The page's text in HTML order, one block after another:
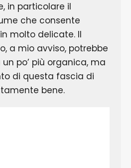
in particolare il
che consente
molto delicate. Il
a mio avviso, potrebbe
po’ più organica, ma
di questa fascia di
bene.